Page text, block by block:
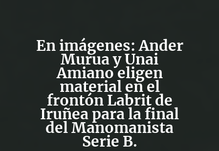
En imágenes: Ander
Murua y Unai
Amiano eligen
material en el
frontón Labrit de
Iruñea para la final
del Manomanista
Serie B.